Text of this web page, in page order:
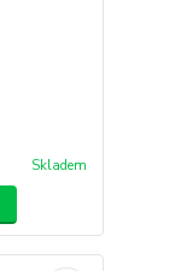
Skladem